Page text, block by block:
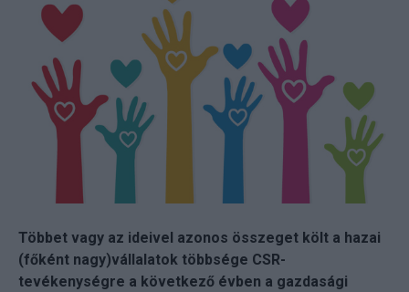
Többet vagy az ideivel azonos összeget költ a hazai
(főként nagy)vállalatok többsége CSR-
tevékenységre a következő évben a gazdasági